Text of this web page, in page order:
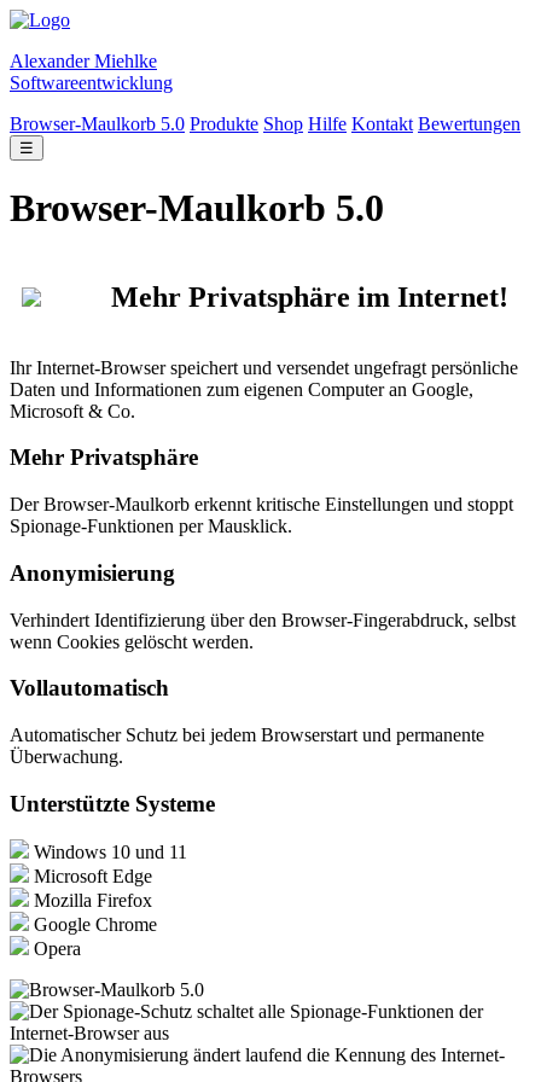
Alexander Miehlke
Softwareentwicklung
Browser-Maulkorb 5.0 Produkte Shop Hilfe Kontakt Bewertungen
☰
Browser-Maulkorb 5.0
Mehr Privatsphäre im Internet!
Ihr Internet-Browser speichert und versendet ungefragt persönliche
Daten und Informationen zum eigenen Computer an Google,
Microsoft & Co.
Mehr Privatsphäre
Der Browser-Maulkorb erkennt kritische Einstellungen und stoppt
Spionage-Funktionen per Mausklick.
Anonymisierung
Verhindert Identifizierung über den Browser-Fingerabdruck, selbst
wenn Cookies gelöscht werden.
Vollautomatisch
Automatischer Schutz bei jedem Browserstart und permanente
Überwachung.
Unterstützte Systeme
Windows 10 und 11
Microsoft Edge
Mozilla Firefox
Google Chrome
Opera